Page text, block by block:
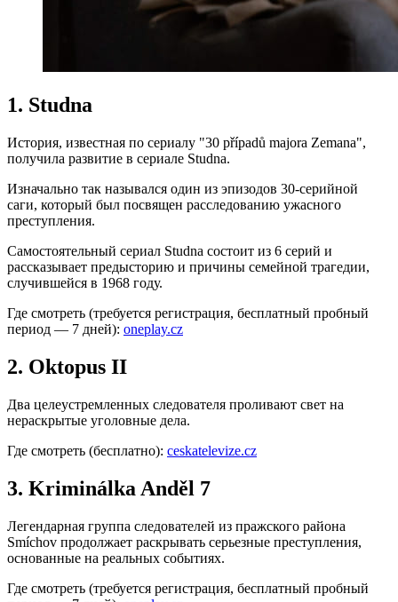
1. Studna
История, известная по сериалу "30 případů majora Zemana",
получила развитие в сериале Studna.
Изначально так назывался один из эпизодов 30-серийной
саги, который был посвящен расследованию ужасного
преступления.
Самостоятельный сериал Studna состоит из 6 серий и
рассказывает предысторию и причины семейной трагедии,
случившейся в 1968 году.
Где смотреть (требуется регистрация, бесплатный пробный
период — 7 дней): oneplay.cz
2. Oktopus II
Два целеустремленных следователя проливают свет на
нераскрытые уголовные дела.
Где смотреть (бесплатно): ceskatelevize.cz
3. Kriminálka Anděl 7
Легендарная группа следователей из пражского района
Smíchov продолжает раскрывать серьезные преступления,
основанные на реальных событиях.
Где смотреть (требуется регистрация, бесплатный пробный